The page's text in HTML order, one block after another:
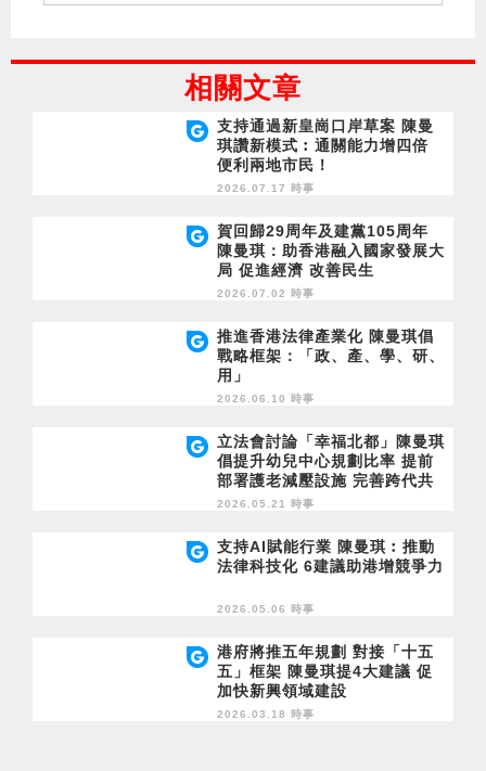
相關文章
支持通過新皇崗口岸草案 陳曼
琪讚新模式︰通關能力增四倍
便利兩地市民！
2026.07.17 時事
賀回歸29周年及建黨105周年
陳曼琪：助香港融入國家發展大
局 促進經濟 改善民生
2026.07.02 時事
推進香港法律產業化 陳曼琪倡
戰略框架：「政、產、學、研、
用」
2026.06.10 時事
立法會討論「幸福北都」陳曼琪
倡提升幼兒中心規劃比率 提前
部署護老減壓設施 完善跨代共
享公共設施
2026.05.21 時事
支持AI賦能行業 陳曼琪︰推動
法律科技化 6建議助港增競爭力
2026.05.06 時事
港府將推五年規劃 對接「十五
五」框架 陳曼琪提4大建議 促
加快新興領域建設
2026.03.18 時事